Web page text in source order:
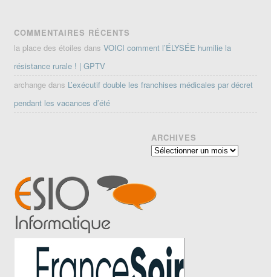
COMMENTAIRES RÉCENTS
la place des étoiles dansVOICI comment l’ÉLYSÉE humilie la
résistance rurale ! | GPTV
archange dans L’exécutif double les franchises médicales par décret
pendant les vacances d’été
ARCHIVES
Archives